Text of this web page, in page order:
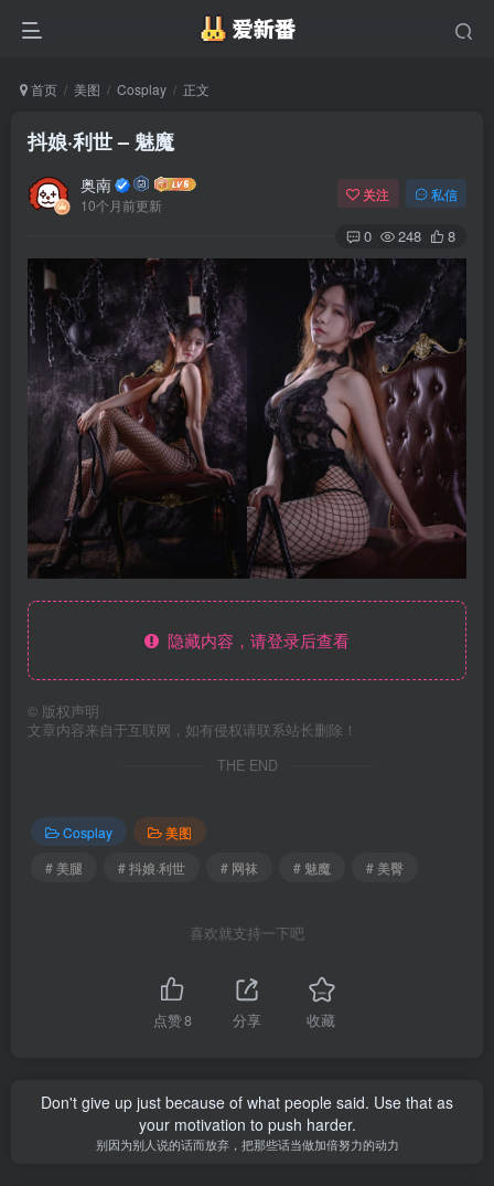
首页 美图 Cosplay 正文
抖娘·利世 – 魅魔
奥南
10个月前更新
关注 私信
0 248 8
隐藏内容，请登录后查看
© 版权声明
文章内容来自于互联网，如有侵权请联系站长删除！
THE END
Cosplay
美图
# 美腿
# 抖娘·利世 # 网袜 # 魅魔 # 美臀
喜欢就支持一下吧
点赞8 分享 收藏
Don't give up just because of what people said. Use that as
your motivation to push harder.
别因为别人说的话而放弃，把那些话当做加倍努力的动力